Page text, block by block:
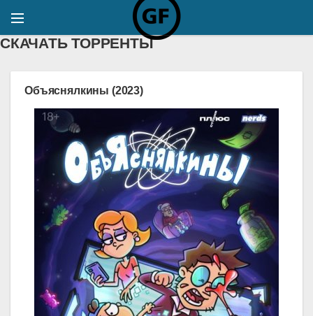
СКАЧАТЬ ТОРРЕНТЫ
Объяснялкины (2023)